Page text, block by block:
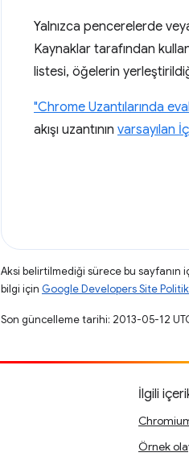
Yalnızca pencerelerde
Kaynaklar tarafından
listesi, öğelerin
"Chrome Uzantılarında
akışı uzantının varsayılan
Aksi belirtilmediği sürece bu sayfanın
bilgi için Google Developers Site
Son güncelleme tarihi: 2013-05-12
İlgili
Örnek